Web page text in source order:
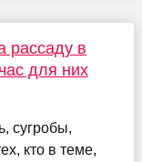
рассаду в
для них
сугробы,
кто в теме,